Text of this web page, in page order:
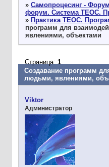
» Самопроцесинг -
форум. Система ТЕОС.
» Практика ТЕОС.
программ для
явлениями, объектами
Создавание программ
людьми, явлениями,
Страница:1
Viktor
Администратор